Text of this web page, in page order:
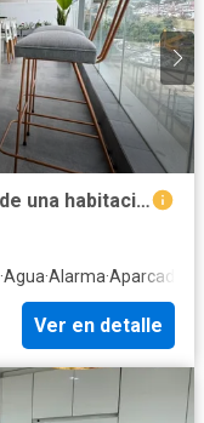
Oportunidad, Vendo apartamento de una habitación, Manizales
·Agua·Alarma·Aparcadero
Ver en detalle